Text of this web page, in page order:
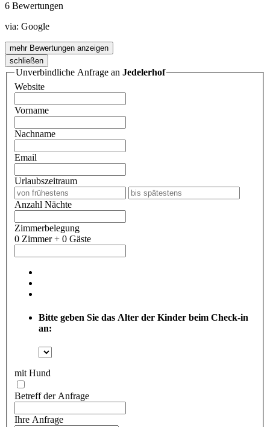
6 Bewertungen
via: Google
mehr Bewertungen anzeigen
schließen
Unverbindliche Anfrage an Jedelerhof
Website
Vorname
Nachname
Email
Urlaubszeitraum
Anzahl Nächte
Zimmerbelegung
0 Zimmer + 0 Gäste
Bitte geben Sie das Alter der Kinder beim Check-in
an:
mit Hund
Betreff der Anfrage
Ihre Anfrage